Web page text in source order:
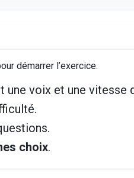
démarrer l’exercice.
une voix et une vitesse
choix.